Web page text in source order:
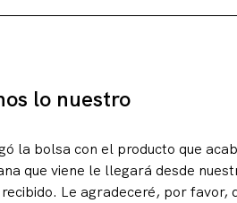
lo nuestro
la bolsa con el producto que
que viene le llegará desde
Le agradeceré, por favor,